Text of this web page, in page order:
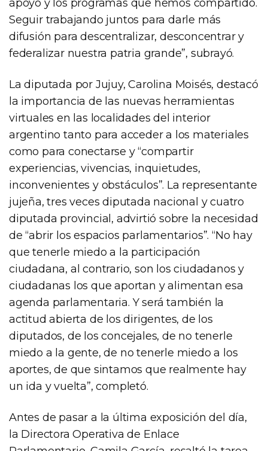
apoyo y los programas que hemos compartido.
Seguir trabajando juntos para darle más
difusión para descentralizar, desconcentrar y
federalizar nuestra patria grande”, subrayó.
La diputada por Jujuy, Carolina Moisés, destacó
la importancia de las nuevas herramientas
virtuales en las localidades del interior
argentino tanto para acceder a los materiales
como para conectarse y “compartir
experiencias, vivencias, inquietudes,
inconvenientes y obstáculos”. La representante
jujeña, tres veces diputada nacional y cuatro
diputada provincial, advirtió sobre la necesidad
de “abrir los espacios parlamentarios”. “No hay
que tenerle miedo a la participación
ciudadana, al contrario, son los ciudadanos y
ciudadanas los que aportan y alimentan esa
agenda parlamentaria. Y será también la
actitud abierta de los dirigentes, de los
diputados, de los concejales, de no tenerle
miedo a la gente, de no tenerle miedo a los
aportes, de que sintamos que realmente hay
un ida y vuelta”, completó.
Antes de pasar a la última exposición del día,
la Directora Operativa de Enlace